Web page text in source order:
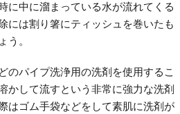
に中に溜まっている水が流れてくる
には割り箸にティッシュを巻いたも
う。
のパイプ洗浄用の洗剤を使用するこ
かして流すという非常に強力な洗剤
はゴム手袋などをして素肌に洗剤が